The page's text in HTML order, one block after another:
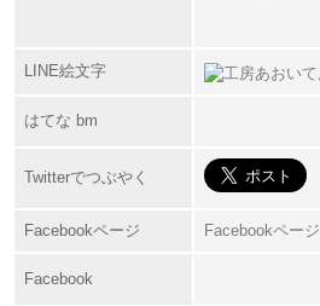
LINE絵文字
はてな bm
Twitterでつぶやく
Facebookページ Facebookページ
Facebook